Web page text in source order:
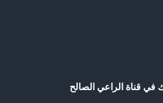
في قناة الراعي الصالح